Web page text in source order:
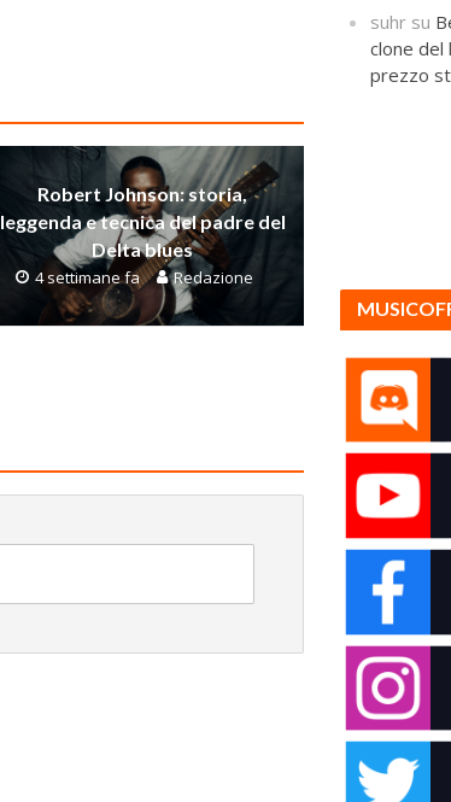
Robert Johnson: storia,
leggenda e tecnica del padre del
Delta blues
4 settimane fa Redazione
suhr su
clone del
prezzo